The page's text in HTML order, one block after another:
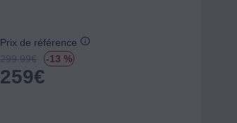
Prix de référence
299.99€ -13 %
259€